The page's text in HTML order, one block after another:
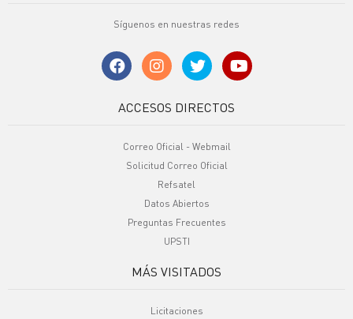
Síguenos en nuestras redes
ACCESOS DIRECTOS
Correo Oficial - Webmail
Solicitud Correo Oficial
Refsatel
Datos Abiertos
Preguntas Frecuentes
UPSTI
MÁS VISITADOS
Licitaciones